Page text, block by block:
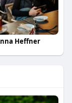
Heffner